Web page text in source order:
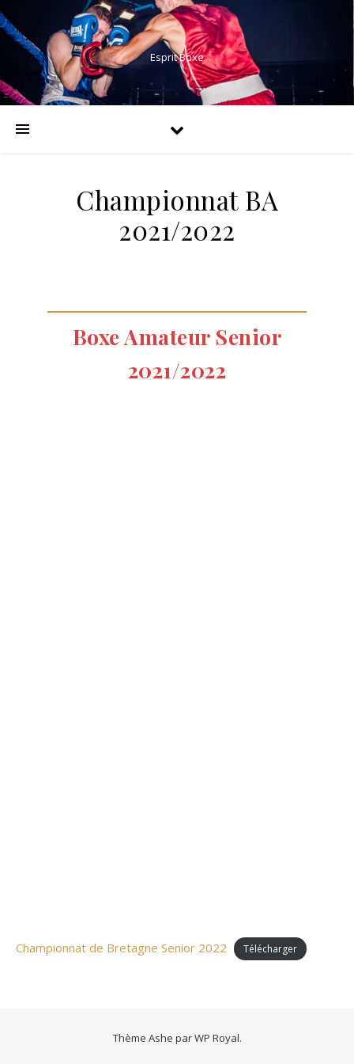
Esprit Boxe
Championnat BA
2021/2022
Boxe Amateur Senior
2021/2022
Championnat de Bretagne Senior 2022 Télécharger
Thème Ashe parWP Royal.